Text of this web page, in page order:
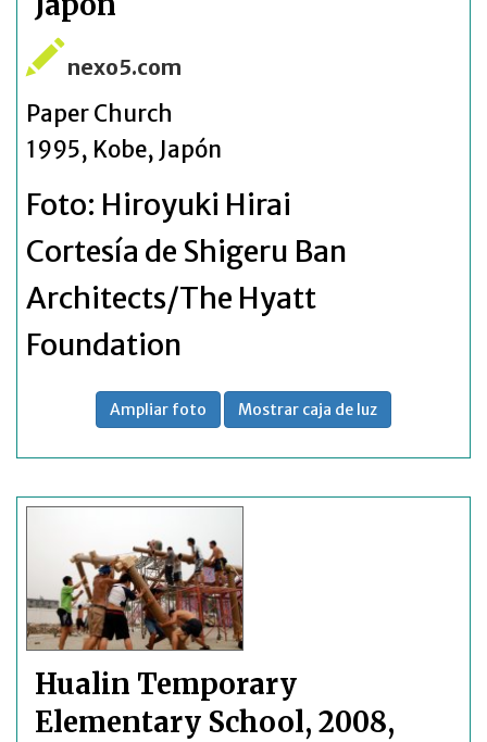
nexo5.com
Paper Church
1995, Kobe, Japón
Foto: Hiroyuki Hirai
Cortesía de Shigeru Ban
Architects/The Hyatt
Foundation
Ampliar foto Mostrar caja de luz
Hualin Temporary
Elementary School, 2008,